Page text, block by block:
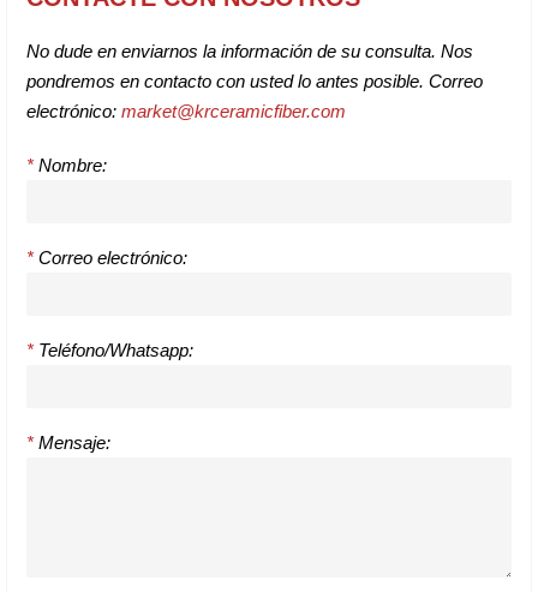
No dude en enviarnos la información de su consulta. Nos
pondremos en contacto con usted lo antes posible. Correo
electrónico: market@krceramicfiber.com
* Nombre:
* Correo electrónico:
* Teléfono/Whatsapp:
* Mensaje: